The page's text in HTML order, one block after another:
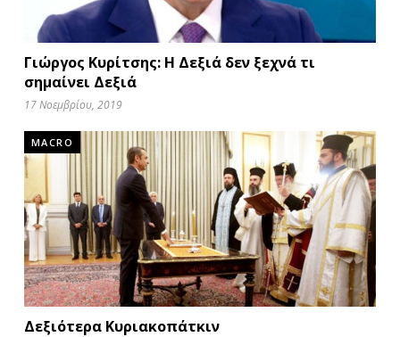
Γιώργος Κυρίτσης: Η Δεξιά δεν ξεχνά τι
σημαίνει Δεξιά
17 Νοεμβρίου, 2019
MACRO
Δεξιότερα Κυριακοπάτκιν